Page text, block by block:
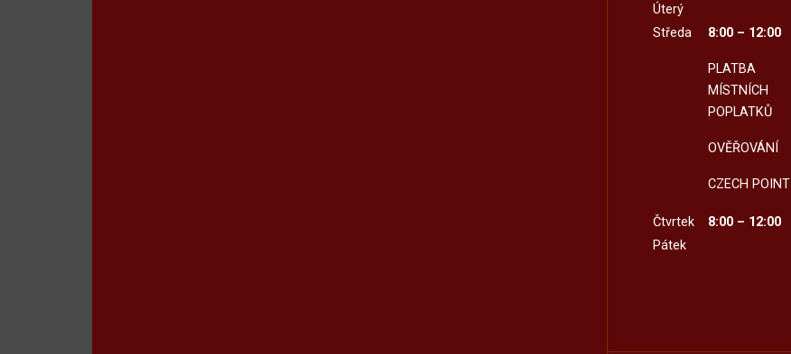
Úterý
Středa
8:00 – 12:00
PLATBA
MÍSTNÍCH
POPLATKŮ
OVĚŘOVÁNÍ
CZECH POINT
Čtvrtek
8:00 – 12:00
Pátek